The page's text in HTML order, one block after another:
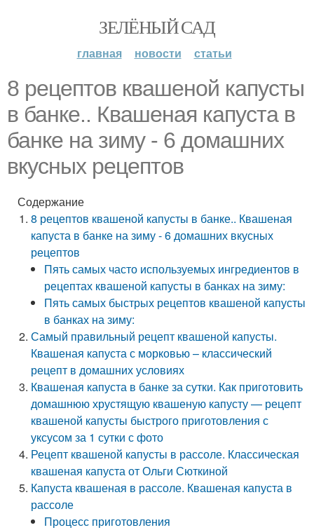
ЗЕЛЁНЫЙ САД
главная новости статьи
8 рецептов квашеной капусты
в банке.. Квашеная капуста в
банке на зиму - 6 домашних
вкусных рецептов
Содержание
8 рецептов квашеной капусты в банке.. Квашеная
капуста в банке на зиму - 6 домашних вкусных
рецептов
Пять самых часто используемых ингредиентов в
рецептах квашеной капусты в банках на зиму:
Пять самых быстрых рецептов квашеной капусты
в банках на зиму:
Самый правильный рецепт квашеной капусты.
Квашеная капуста с морковью – классический
рецепт в домашних условиях
Квашеная капуста в банке за сутки. Как приготовить
домашнюю хрустящую квашеную капусту — рецепт
квашеной капусты быстрого приготовления с
уксусом за 1 сутки с фото
Рецепт квашеной капусты в рассоле. Классическая
квашеная капуста от Ольги Сюткиной
Капуста квашеная в рассоле. Квашеная капуста в
рассоле
Процесс приготовления